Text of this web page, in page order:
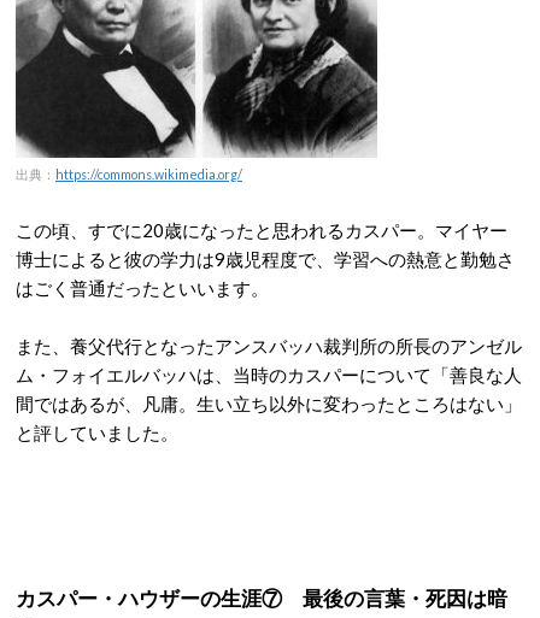
出典： https://commons.wikimedia.org/
この頃、すでに20歳になったと思われるカスパー。マイヤー
博士によると彼の学力は9歳児程度で、学習への熱意と勤勉さ
はごく普通だったといいます。
また、養父代行となったアンスバッハ裁判所の所長のアンゼル
ム・フォイエルバッハは、当時のカスパーについて「善良な人
間ではあるが、凡庸。生い立ち以外に変わったところはない」
と評していました。
カスパー・ハウザーの生涯⑦ 最後の言葉・死因は暗